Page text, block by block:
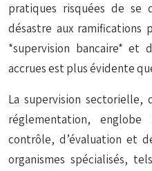
pratiques risquées de se
désastre aux ramifications
*supervision bancaire* et
accrues est plus évidente
La supervision
réglementation,
contrôle, d’évaluation et
organismes spécialisés,